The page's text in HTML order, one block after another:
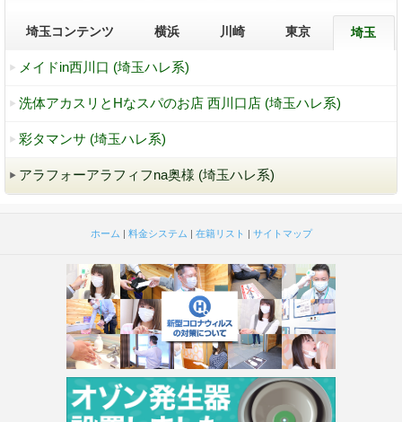
埼玉コンテンツ 横浜 川崎 東京 埼玉
メイドin西川口 (埼玉ハレ系)
洗体アカスリとHなスパのお店 西川口店 (埼玉ハレ系)
彩タマンサ (埼玉ハレ系)
アラフォーアラフィフna奥様 (埼玉ハレ系)
ホーム | 料金システム | 在籍リスト | サイトマップ